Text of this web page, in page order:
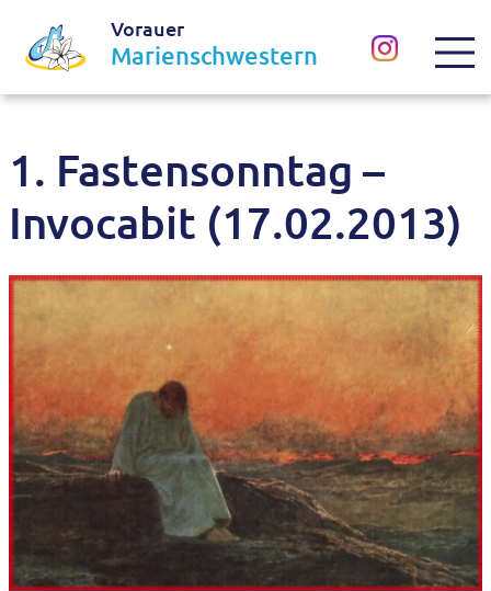
Vorauer
Marienschwestern
1. Fastensonntag –
Invocabit (17.02.2013)